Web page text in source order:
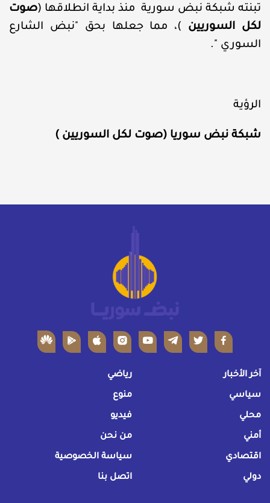
تبنته شبكة نبض سورية منذ بداية انطلاقها (صوت
لكل السوريين
)، مما جعلها بحق "نبض الشارع
السوري ".
الرؤية
شبكة نبض سوريا (صوت لكل السوريين )
آخر الأخبار
سياسي
محلي
أمني
اقتصادي
دولي
رياضي
منوع
فيديو
من نحن
سياسة الخصوصية
اتصل بنا